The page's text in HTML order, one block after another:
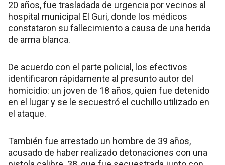
20 años, fue trasladada de urgencia por vecinos al
hospital municipal El Guri, donde los médicos
constataron su fallecimiento a causa de una herida
de arma blanca.
De acuerdo con el parte policial, los efectivos
identificaron rápidamente al presunto autor del
homicidio: un joven de 18 años, quien fue detenido
en el lugar y se le secuestró el cuchillo utilizado en
el ataque.
También fue arrestado un hombre de 39 años,
acusado de haber realizado detonaciones con una